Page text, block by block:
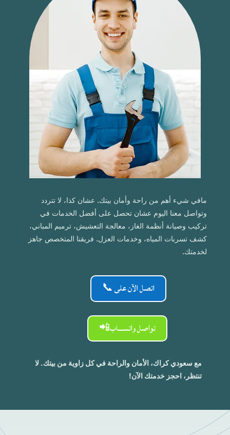
مافي شيء أهم من راحة وأمان بيتك. عشان كذا، لا تتردد
وتواصل معنا اليوم عشان تحصل على أفضل الخدمات في
تركيب وصيانة أنظمة الغاز، معالجة التعشيش، ترميم المباني،
كشف تسربات المياه، وخدمات العزل. فريقنا المتخصص جاهز
لخدمتك.
اتصل الآن على 📞
تواصل واتســـاب📲
مع سعودي كراك، الأمان والراحة في كل زاوية من بيتك. لا
تنتظر، احجز خدمتك الآن!